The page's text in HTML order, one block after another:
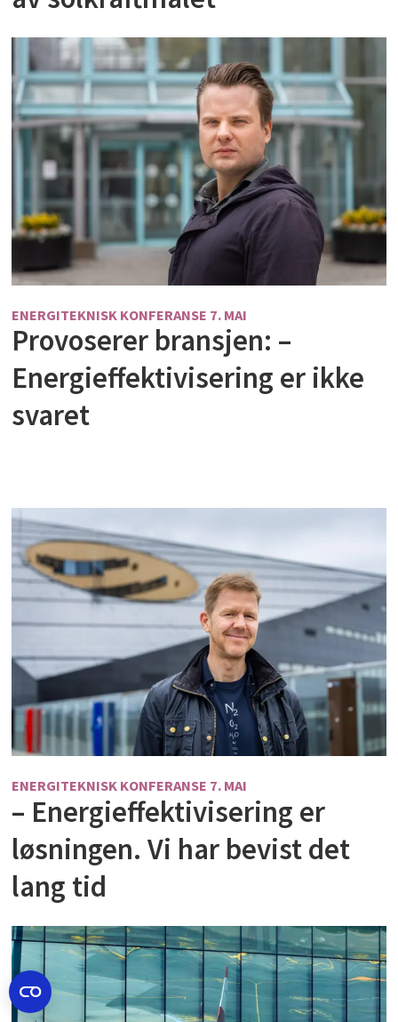
ENERGITEKNISK KONFERANSE 7. MAI
Provoserer bransjen: –
Energieffektivisering er ikke
svaret
ENERGITEKNISK KONFERANSE 7. MAI
– Energieffektivisering er
løsningen. Vi har bevist det
lang tid